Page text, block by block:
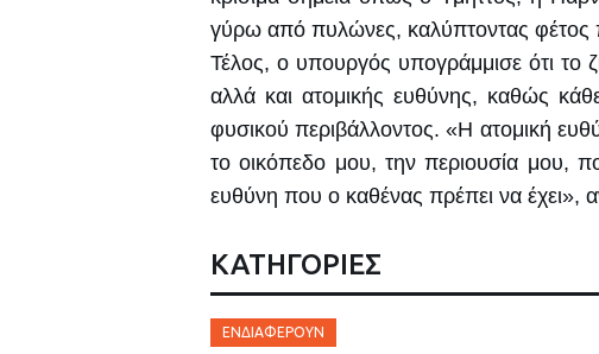
γύρω από πυλώνες, καλύπτοντας φέτος
Τέλος, ο υπουργός υπογράμμισε ότι το
αλλά και ατομικής ευθύνης, καθώς
φυσικού περιβάλλοντος. «Η ατομική
το οικόπεδο μου, την περιουσία μου,
ευθύνη που ο καθένας πρέπει να έχει»,
ΚΑΤΗΓΟΡΙΕΣ
ΕΝΔΙΑΦΈΡΟΥΝ